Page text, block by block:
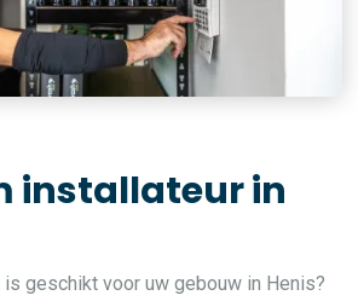
installateur in
geschikt voor uw gebouw in Henis?